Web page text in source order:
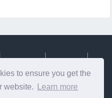
to ensure you get the
website.
Learn more